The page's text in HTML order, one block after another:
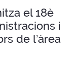
el 18è
i
de l’àrea